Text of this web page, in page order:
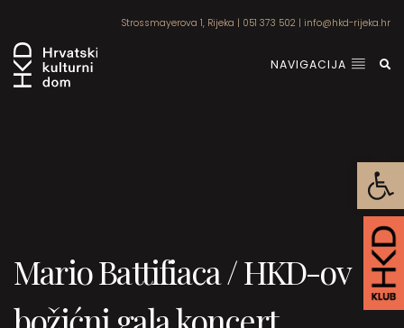
Strossmayerova 1, Rijeka | 051 373 502 | info@hkd-rijeka.hr
NAVIGACIJA
Mario Battifiaca / HKD-ov